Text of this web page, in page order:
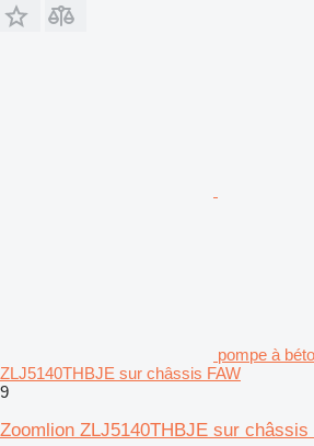
pompe à
ZLJ5140THBJE sur châssis FAW
9
Zoomlion ZLJ5140THBJE sur châssis